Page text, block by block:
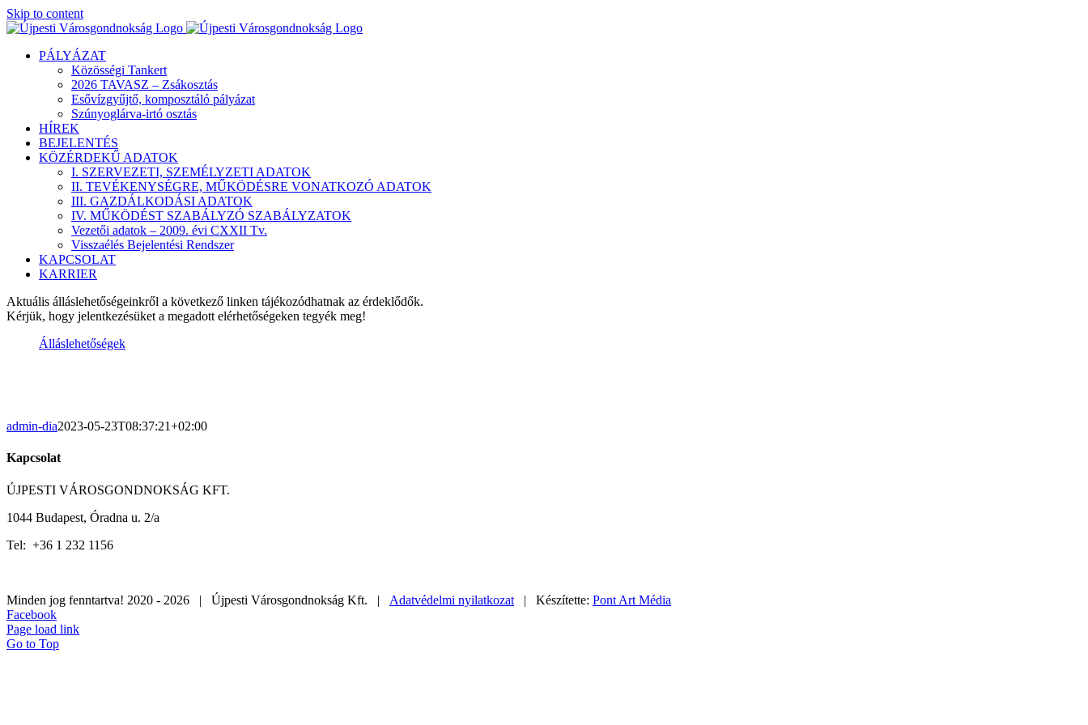
Skip to content
PÁLYÁZAT
Közösségi Tankert
2026 TAVASZ – Zsákosztás
Esővízgyűjtő, komposztáló pályázat
Szúnyoglárva-irtó osztás
HÍREK
BEJELENTÉS
KÖZÉRDEKŰ ADATOK
I. SZERVEZETI, SZEMÉLYZETI ADATOK
II. TEVÉKENYSÉGRE, MŰKÖDÉSRE VONATKOZÓ ADATOK
III. GAZDÁLKODÁSI ADATOK
IV. MŰKÖDÉST SZABÁLYZÓ SZABÁLYZATOK
Vezetői adatok – 2009. évi CXXII Tv.
Visszaélés Bejelentési Rendszer
KAPCSOLAT
KARRIER
Aktuális álláslehetőségeinkről a következő linken tájékozódhatnak az érdeklődők.
Kérjük, hogy jelentkezésüket a megadott elérhetőségeken tegyék meg!
Álláslehetőségek
admin-dia2023-05-23T08:37:21+02:00
Kapcsolat
ÚJPESTI VÁROSGONDNOKSÁG KFT.
1044 Budapest, Óradna u. 2/a
Tel: +36 1 232 1156
Minden jog fenntartva! 2020 - 2026 | Újpesti Városgondnokság Kft. | Adatvédelmi nyilatkozat | Készítette: Pont Art Média
Facebook
Page load link
Go to Top